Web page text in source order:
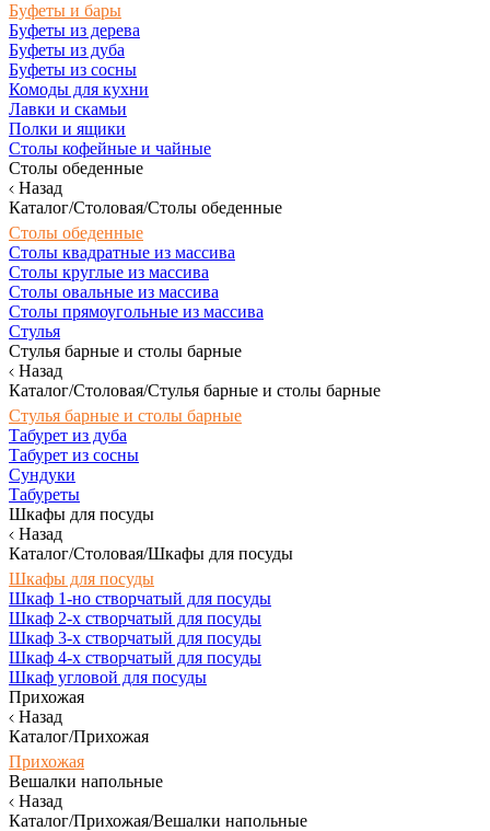
Буфеты и бары
Буфеты из дерева
Буфеты из дуба
Буфеты из сосны
Комоды для кухни
Лавки и скамьи
Полки и ящики
Столы кофейные и чайные
Столы обеденные
Назад
Каталог/Столовая/Столы обеденные
Столы обеденные
Столы квадратные из массива
Столы круглые из массива
Столы овальные из массива
Столы прямоугольные из массива
Стулья
Стулья барные и столы барные
Назад
Каталог/Столовая/Стулья барные и столы барные
Стулья барные и столы барные
Табурет из дуба
Табурет из сосны
Сундуки
Табуреты
Шкафы для посуды
Назад
Каталог/Столовая/Шкафы для посуды
Шкафы для посуды
Шкаф 1-но створчатый для посуды
Шкаф 2-х створчатый для посуды
Шкаф 3-х створчатый для посуды
Шкаф 4-х створчатый для посуды
Шкаф угловой для посуды
Прихожая
Назад
Каталог/Прихожая
Прихожая
Вешалки напольные
Назад
Каталог/Прихожая/Вешалки напольные